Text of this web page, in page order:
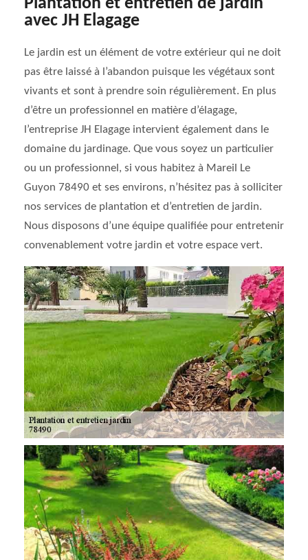
Plantation et entretien de jardin
avec JH Elagage
Le jardin est un élément de votre extérieur qui ne doit
pas être laissé à l’abandon puisque les végétaux sont
vivants et sont à prendre soin régulièrement. En plus
d’être un professionnel en matière d’élagage,
l’entreprise JH Elagage intervient également dans le
domaine du jardinage. Que vous soyez un particulier
ou un professionnel, si vous habitez à Mareil Le
Guyon 78490 et ses environs, n’hésitez pas à solliciter
nos services de plantation et d’entretien de jardin.
Nous disposons d’une équipe qualifiée pour entretenir
convenablement votre jardin et votre espace vert.